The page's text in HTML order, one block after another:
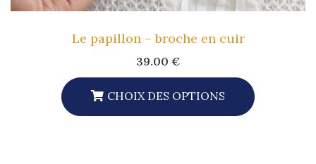
Le papillon – broche en cuir
39.00 €
CHOIX DES OPTIONS